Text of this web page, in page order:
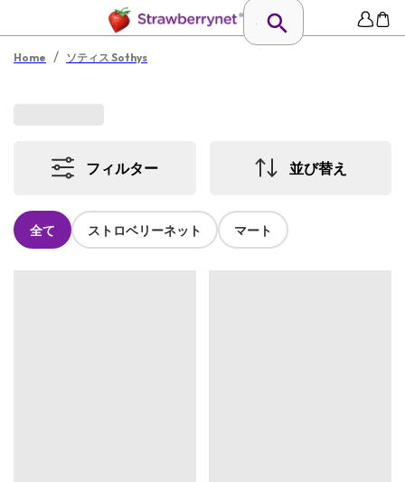
Home / ソティス Sothys
フィルター 並び替え
全て ストロベリーネット マート